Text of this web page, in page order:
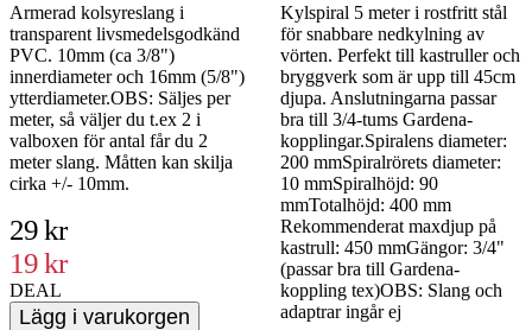
Armerad kolsyreslang i
transparent livsmedelsgodkänd
PVC. 10mm (ca 3/8")
innerdiameter och 16mm (5/8")
ytterdiameter.OBS: Säljes per
meter, så väljer du t.ex 2 i
valboxen för antal får du 2
meter slang. Måtten kan skilja
cirka +/- 10mm.
29 kr
19 kr
DEAL
Lägg i varukorgen
Kylspiral 5 meter i rostfritt stål
för snabbare nedkylning av
vörten. Perfekt till kastruller och
bryggverk som är upp till 45cm
djupa. Anslutningarna passar
bra till 3/4-tums Gardena-
kopplingar.Spiralens diameter:
200 mmSpiralrörets diameter:
10 mmSpiralhöjd: 90
mmTotalhöjd: 400 mm
Rekommenderat maxdjup på
kastrull: 450 mmGängor: 3/4"
(passar bra till Gardena-
koppling tex)OBS: Slang och
adaptrar ingår ej